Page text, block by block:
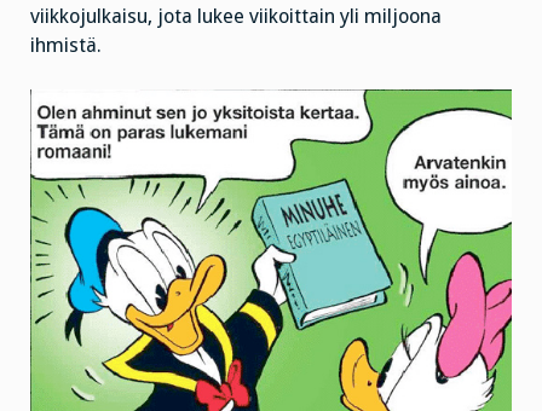
viikkojulkaisu, jota lukee viikoittain yli miljoona
ihmistä.